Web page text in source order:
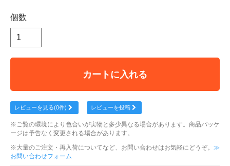
個数
カートに入れる
レビューを見る(0件) レビューを投稿
※ご覧の環境により色合いが実物と多少異なる場合があります。商品パッケ
ージは予告なく変更される場合があります。
※大量のご注文・再入荷についてなど、お問い合わせはお気軽にどうぞ。 ≫
お問い合わせフォーム